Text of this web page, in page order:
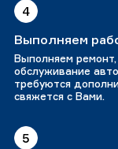
4
Выполняем
Выполняем ремонт,
обслуживание
требуются
свяжется с Вами.
5